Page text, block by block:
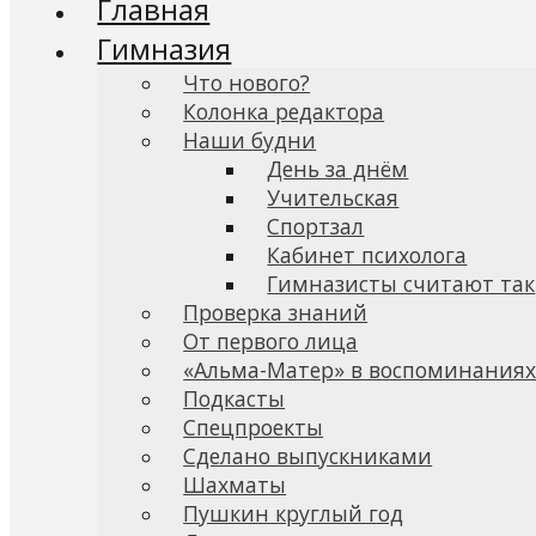
Главная
Гимназия
Что нового?
Колонка редактора
Наши будни
День за днём
Учительская
Спортзал
Кабинет психолога
Гимназисты считают так
Проверка знаний
От первого лица
«Альма-Матер» в воспоминаниях
Подкасты
Спецпроекты
Сделано выпускниками
Шахматы
Пушкин круглый год